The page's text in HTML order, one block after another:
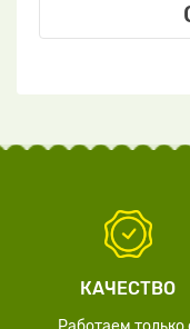
КАЧЕСТВО